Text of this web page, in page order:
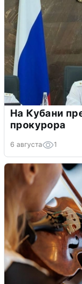
На Кубани
прокурора
6 августа 1